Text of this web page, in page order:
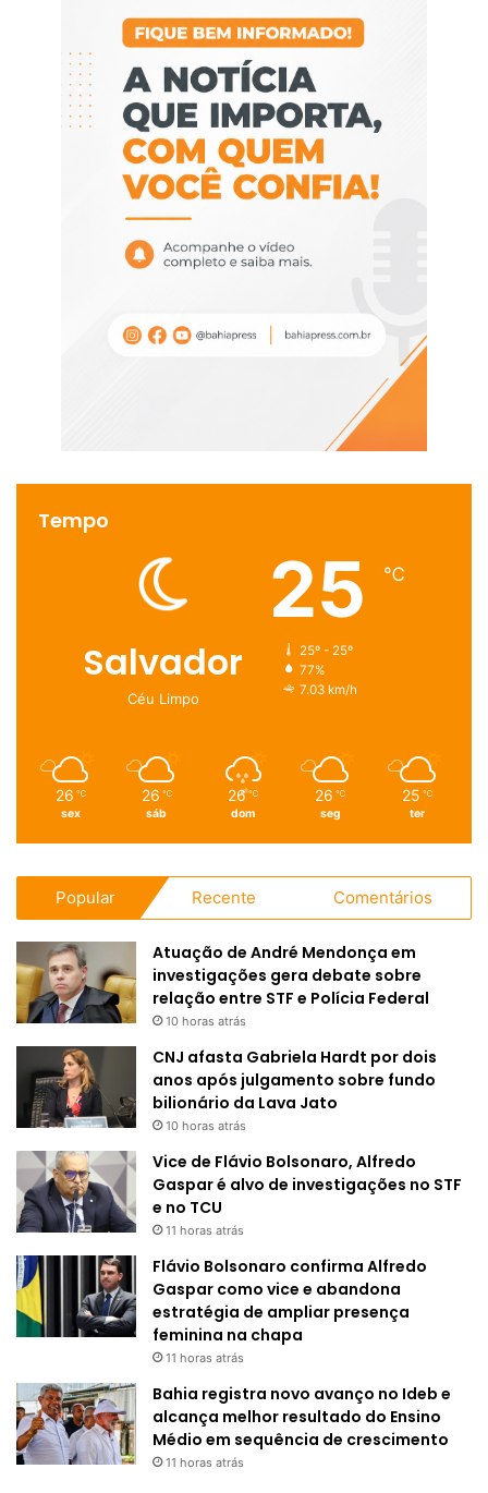
Tempo
Salvador
Céu Limpo
25 ℃
25º - 25º
77%
7.03 km/h
26 ℃
sex
26 ℃
sáb
26 ℃
dom
26 ℃
seg
25 ℃
ter
Popular Recente Comentários
Atuação de André Mendonça em
investigações gera debate sobre
relação entre STF e Polícia Federal
10 horas atrás
CNJ afasta Gabriela Hardt por dois
anos após julgamento sobre fundo
bilionário da Lava Jato
10 horas atrás
Vice de Flávio Bolsonaro, Alfredo
Gaspar é alvo de investigações no STF
e no TCU
11 horas atrás
Flávio Bolsonaro confirma Alfredo
Gaspar como vice e abandona
estratégia de ampliar presença
feminina na chapa
11 horas atrás
Bahia registra novo avanço no Ideb e
alcança melhor resultado do Ensino
Médio em sequência de crescimento
11 horas atrás